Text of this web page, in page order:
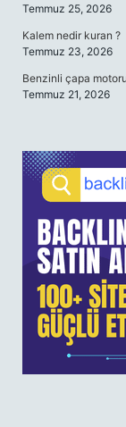
Temmuz 25, 2026
Kalem nedir kuran ?
Temmuz 23, 2026
Benzinli çapa
Temmuz 21, 2026